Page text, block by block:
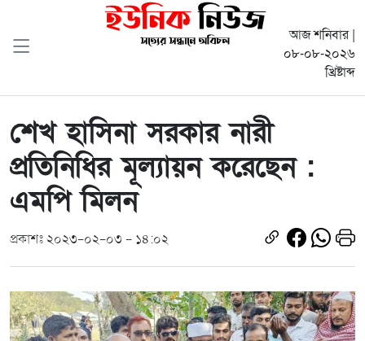
আজ শনিবার |
০৮-০৮-২০২৬
খ্রিষ্টাব্দ
শেখ হাসিনা সরকার নারী
প্রতিনিধির মূল্যায়ন করেছেন :
এমপি মিলন
প্রকাশঃ ২০২৩-০২-০৩ - ১৪:০২